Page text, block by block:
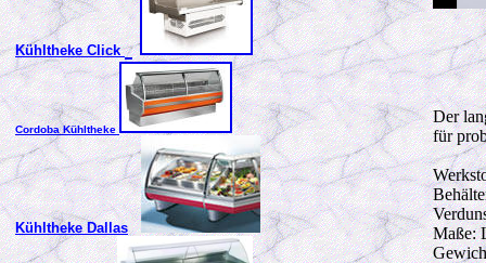
Kühltheke Click
CordobaKühltheke
Kühltheke Dallas
Der
für
Maße: